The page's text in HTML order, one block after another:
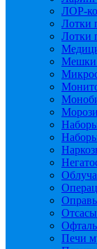
ЛОР-
Лотки
Лотки
Мешки
Печи